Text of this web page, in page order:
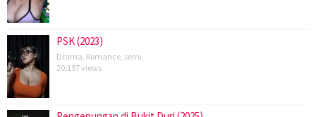
PSK (2023)
Drama Romance semi
20,157 views